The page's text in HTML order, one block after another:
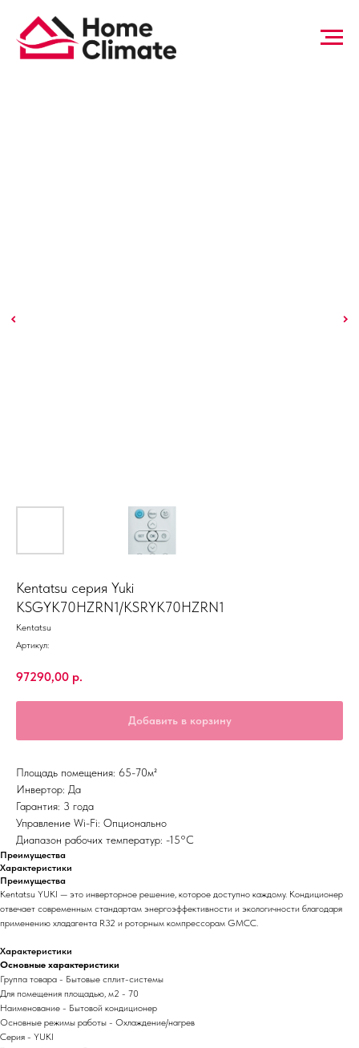
Kentatsu серия Yuki
KSGYK70HZRN1/KSRYK70HZRN1
Kentatsu
Артикул:
97290,00 р.
Добавить в корзину
Площадь помещения: 65-70м²
Инвертор: Да
Гарантия: 3 года
Управление Wi-Fi: Опционально
Диапазон рабочих температур: -15°С
Преимущества
Характеристики
Преимущества
Kentatsu YUKI — это инверторное решение, которое доступно каждому. Кондиционер
отвечает современным стандартам энергоэффективности и экологичности благодаря
применению хладагента R32 и роторным компрессорам GMCC.
Характеристики
Основные характеристики
Группа товара - Бытовые сплит-системы
Для помещения площадью, м2 - 70
Наименование - Бытовой кондиционер
Основные режимы работы - Охлаждение/нагрев
Серия - YUKI